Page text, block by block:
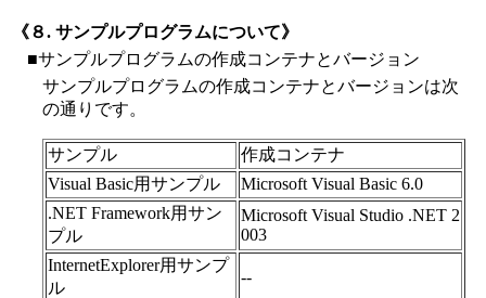
《８. サンプルプログラムについて》
■サンプルプログラムの作成コンテナとバージョン
サンプルプログラムの作成コンテナとバージョンは次
の通りです。
サンプル
作成コンテナ
Visual Basic用サンプル
Microsoft Visual Basic 6.0
.NET Framework用サン
プル
Microsoft Visual Studio .NET 2
003
InternetExplorer用サンプ
ル
--